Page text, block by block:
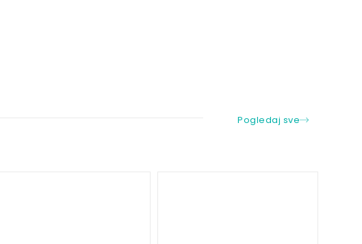
Pogledaj sve